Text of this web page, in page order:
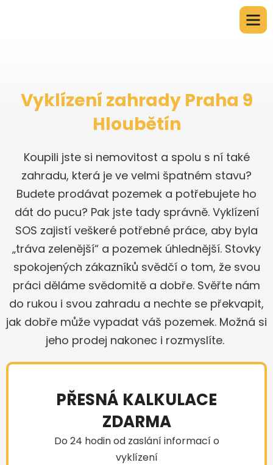
Vyklízení zahrady Praha 9
Hloubětín
Koupili jste si nemovitost a spolu s ní také
zahradu, která je ve velmi špatném stavu?
Budete prodávat pozemek a potřebujete ho
dát do pucu? Pak jste tady správně. Vyklízení
SOS zajistí veškeré potřebné práce, aby byla
„tráva zelenější“ a pozemek úhlednější. Stovky
spokojených zákazníků svědčí o tom, že svou
práci děláme svědomitě a dobře. Svěřte nám
do rukou i svou zahradu a nechte se překvapit,
jak dobře může vypadat váš pozemek. Možná si
jeho prodej nakonec i rozmyslíte.
PŘESNÁ KALKULACE
ZDARMA
Do 24 hodin od zaslání informací o
vyklízení